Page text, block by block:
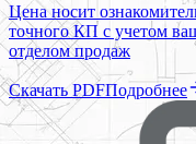
Цена носит
точного КП с учетом
отделом продаж
Скачать PDFПодробнее